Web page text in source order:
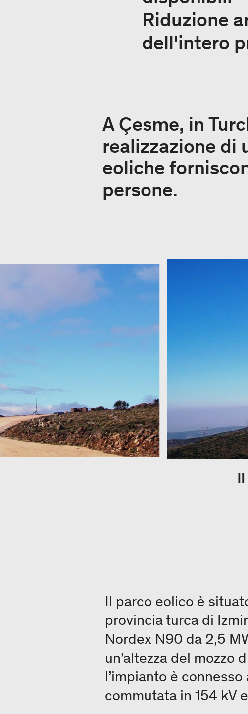
Riduzione
dell'intero
A Çesme, in
realizzazione di
eoliche
persone.
Il parco eolico è
provincia turca di
Nordex N90 da 2,5
un’altezza del mozzo
l’impianto è
commutata in 154 kV